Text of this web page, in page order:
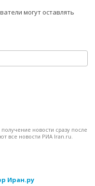
могут оставлять
новости сразу после
все новости РИА Iran.ru.
Иран.ру